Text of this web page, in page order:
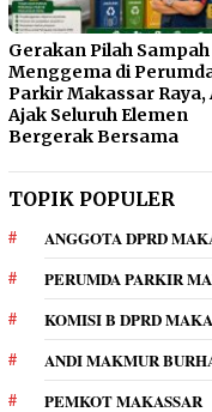
Gerakan Pilah Sampah
Menggema di
Parkir Makassar Raya,
Ajak Seluruh Elemen
Bergerak Bersama
TOPIK POPULER
ANGGOTA DPRD
PERUMDA PARKIR
KOMISI B DPRD
ANDI MAKMUR
PEMKOT MAKASSAR